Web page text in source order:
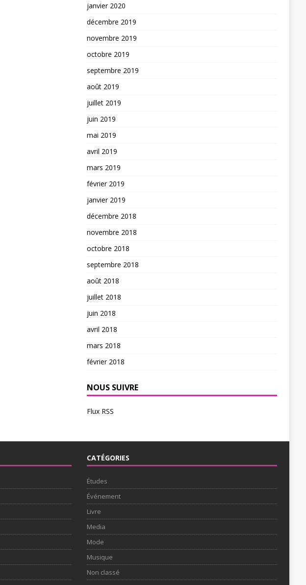
janvier 2020
décembre 2019
novembre 2019
octobre 2019
septembre 2019
août 2019
juillet 2019
juin 2019
mai 2019
avril 2019
mars 2019
février 2019
janvier 2019
décembre 2018
novembre 2018
octobre 2018
septembre 2018
août 2018
juillet 2018
juin 2018
avril 2018
mars 2018
février 2018
NOUS SUIVRE
Flux RSS
CATÉGORIES
Études
Événement
Livre
Media
Mode
Musique
Non classé